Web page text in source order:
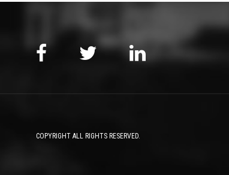
COPYRIGHT ALL RIGHTS RESERVED.